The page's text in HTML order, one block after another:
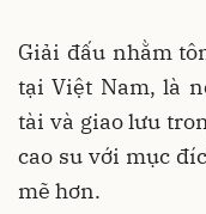
Giải đấu nhằm
tại Việt Nam, là
tài và giao lưu
cao su với mục
mẽ hơn.